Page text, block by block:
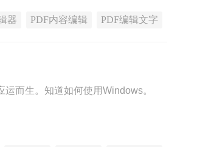
器 PDF内容编辑 PDF编辑文字
而生。知道如何使用Windows。